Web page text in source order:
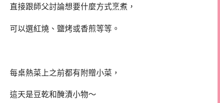
直接跟師父討論想要什麼方式烹煮，
可以選紅燒、鹽烤或香煎等等。
每桌熱菜上之前都有附贈小菜，
這天是豆乾和醃漬小物～